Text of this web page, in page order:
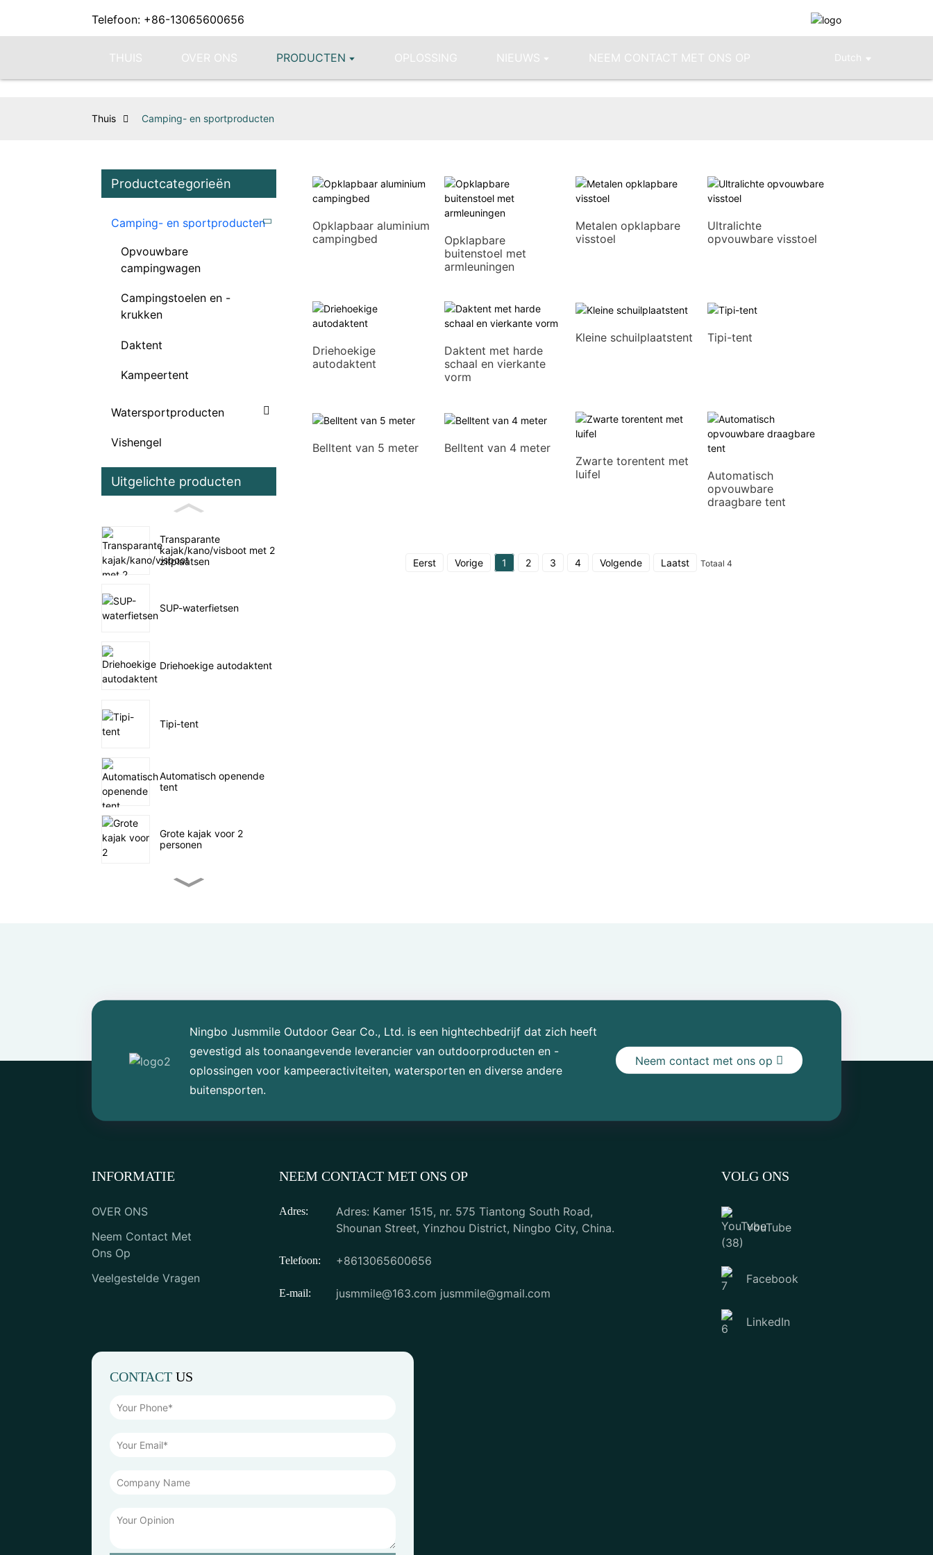
Telefoon: +86-13065600656
THUIS OVER ONS PRODUCTEN OPLOSSING NIEUWS NEEM CONTACT MET ONS OP Dutch
Thuis Camping- en sportproducten
Productcategorieën
Camping- en sportproducten
Opvouwbare
campingwagen
Campingstoelen en -
krukken
Daktent
Kampeertent
Watersportproducten
Vishengel
Uitgelichte producten
Transparante
kajak/kano/visboot met 2
zitplaatsen
SUP-waterfietsen
Driehoekige autodaktent
Tipi-tent
Automatisch openende
tent
Grote kajak voor 2
personen
Buitenwagen
Tandem recreatieve
Opklapbaar aluminium
campingbed
Opklapbare
buitenstoel met
armleuningen
Metalen opklapbare
visstoel
Ultralichte
opvouwbare visstoel
Driehoekige
autodaktent
Daktent met harde
schaal en vierkante
vorm
Kleine schuilplaatstent Tipi-tent
Belltent van 5 meter
Belltent van 4 meter
Zwarte torentent met
luifel
Automatisch
opvouwbare
draagbare tent
Eerst Vorige 1 2 3 4 Volgende Laatst Totaal 4
Ningbo Jusmmile Outdoor Gear Co., Ltd. is een hightechbedrijf dat zich heeft
gevestigd als toonaangevende leverancier van outdoorproducten en -
oplossingen voor kampeeractiviteiten, watersporten en diverse andere
buitensporten.
Neem contact met ons op
INFORMATIE
OVER ONS
Neem Contact Met
Ons Op
Veelgestelde Vragen
NEEM CONTACT MET ONS OP
Adres:
Adres: Kamer 1515, nr. 575 Tiantong South Road,
Shounan Street, Yinzhou District, Ningbo City, China.
Telefoon: +8613065600656
E-mail: jusmmile@163.com jusmmile@gmail.com
VOLG ONS
YouTube
Facebook
LinkedIn
CONTACT US